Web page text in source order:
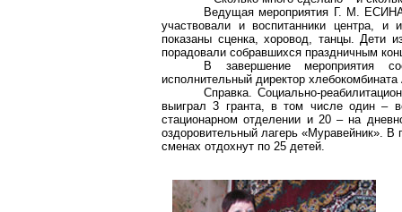
Ведущая мероприятия Г. М. ЕСИНА
участвовали и воспитанники центра, и
показаны сценка, хоровод, танцы. Дети
порадовали собравшихся праздничным
В завершение мероприятия
исполнительный директор хлебокомбината
Справка. Социально-
выиграл 3 гранта, в том числе один –
стационарном отделении и 20 – на
оздоровительный лагерь «Муравейник». В
сменах отдохнут по 25 детей.